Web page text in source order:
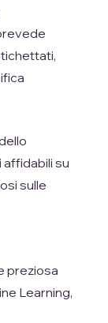
su
sulle
preziosa
Learning,